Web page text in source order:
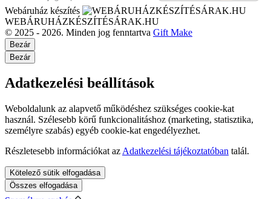
Webáruház készítés
WEBÁRUHÁZKÉSZÍTÉSÁRAK.HU
© 2025 - 2026. Minden jog fenntartva Gift Make
Bezár
Bezár
Adatkezelési beállítások
Weboldalunk az alapvető működéshez szükséges cookie-kat
használ. Szélesebb körű funkcionalitáshoz (marketing, statisztika,
személyre szabás) egyéb cookie-kat engedélyezhet.
Részletesebb információkat az Adatkezelési tájékoztatóban talál.
Kötelező sütik elfogadása
Összes elfogadása